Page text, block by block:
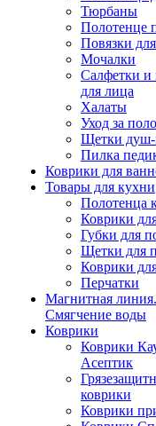
Тюрбаны
Полотенце
Повязки
Мочалки
Салфетки и
для лица
Халаты
Уход за
Щетки душ-
Пилка
Коврики для
Товары для кухни
Полотенца
Коврики
Губки для
Щетки для
Коврики
Перчатки
Магнитная линия.
Смягчение воды
Коврики
Коврики
Асептик
коврики
Коврики